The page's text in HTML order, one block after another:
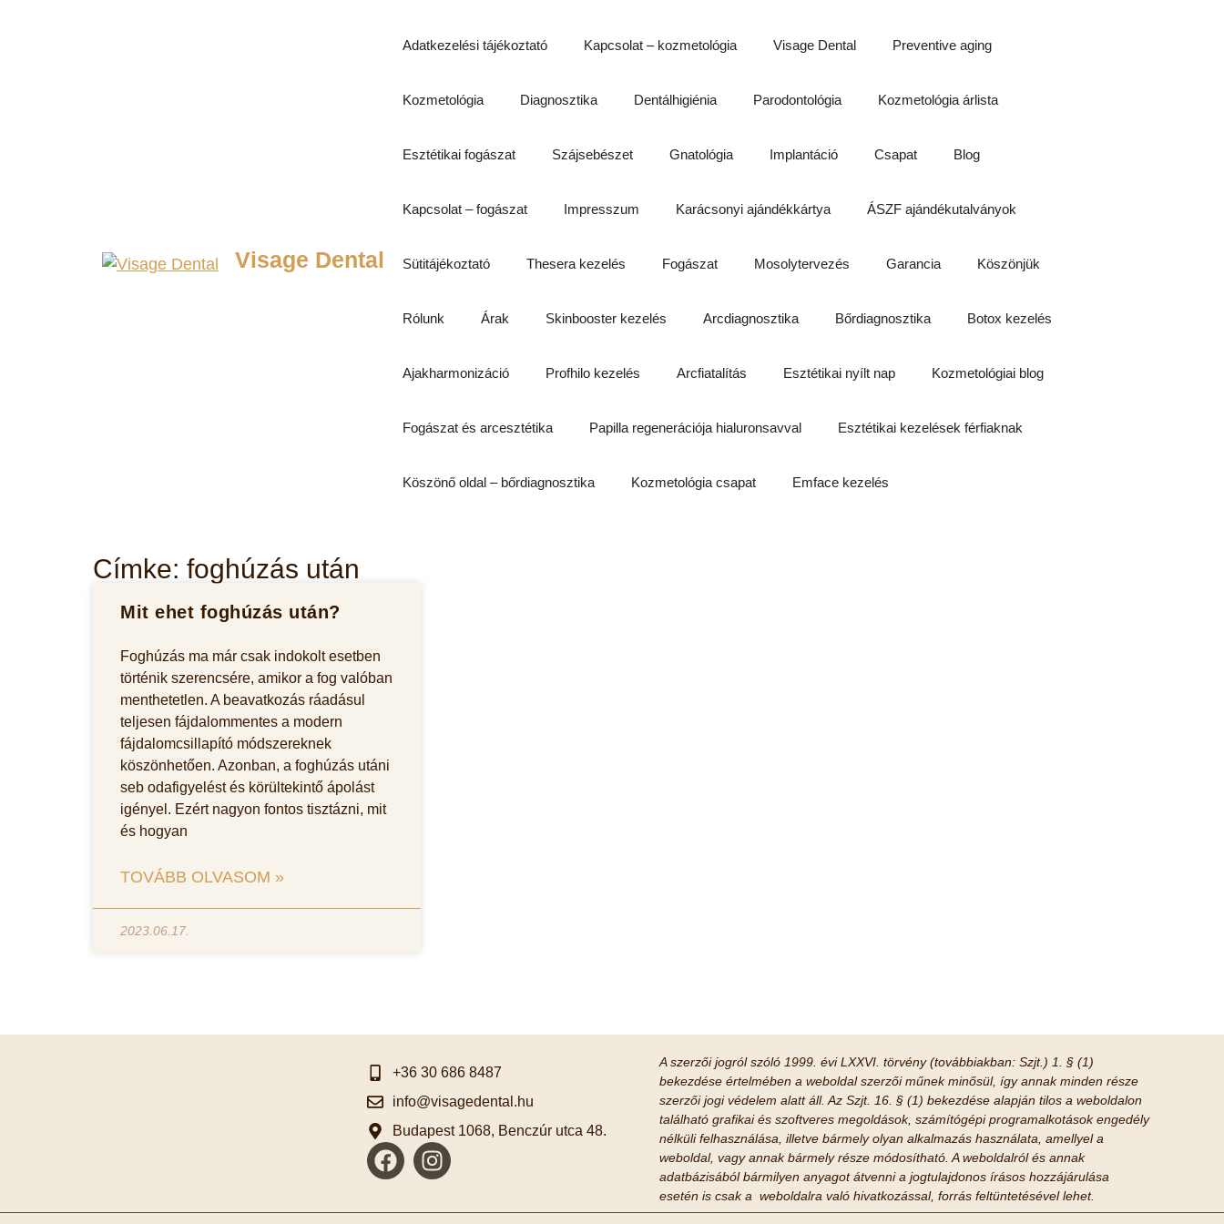
Visage Dental
Adatkezelési tájékoztató Kapcsolat – kozmetológia Visage Dental Preventive aging
Kozmetológia Diagnosztika Dentálhigiénia Parodontológia Kozmetológia árlista
Esztétikai fogászat Szájsebészet Gnatológia Implantáció Csapat Blog
Kapcsolat – fogászat Impresszum Karácsonyi ajándékkártya ÁSZF ajándékutalványok
Sütitájékoztató Thesera kezelés Fogászat Mosolytervezés Garancia Köszönjük
Rólunk Árak Skinbooster kezelés Arcdiagnosztika Bőrdiagnosztika Botox kezelés
Ajakharmonizáció Profhilo kezelés Arcfiatalítás Esztétikai nyílt nap Kozmetológiai blog
Fogászat és arcesztétika Papilla regenerációja hialuronsavval Esztétikai kezelések férfiaknak
Köszönő oldal – bőrdiagnosztika Kozmetológia csapat Emface kezelés
Címke: foghúzás után
Mit ehet foghúzás után?
Foghúzás ma már csak indokolt esetben
történik szerencsére, amikor a fog valóban
menthetetlen. A beavatkozás ráadásul
teljesen fájdalommentes a modern
fájdalomcsillapító módszereknek
köszönhetően. Azonban, a foghúzás utáni
seb odafigyelést és körültekintő ápolást
igényel. Ezért nagyon fontos tisztázni, mit
és hogyan
TOVÁBB OLVASOM »
2023.06.17.
+36 30 686 8487
info@visagedental.hu
Budapest 1068, Benczúr utca 48.
A szerzői jogról szóló 1999. évi LXXVI. törvény (továbbiakban: Szjt.) 1. § (1)
bekezdése értelmében a weboldal szerzői műnek minősül, így annak minden része
szerzői jogi védelem alatt áll. Az Szjt. 16. § (1) bekezdése alapján tilos a weboldalon
található grafikai és szoftveres megoldások, számítógépi programalkotások engedély
nélküli felhasználása, illetve bármely olyan alkalmazás használata, amellyel a
weboldal, vagy annak bármely része módosítható. A weboldalról és annak
adatbázisából bármilyen anyagot átvenni a jogtulajdonos írásos hozzájárulása
esetén is csak a weboldalra való hivatkozással, forrás feltüntetésével lehet.